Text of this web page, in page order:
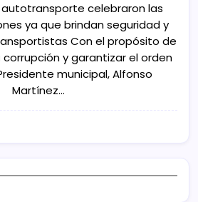
autotransporte celebraron las
ya que brindan seguridad y
Con el propósito de
y garantizar el orden
municipal, Alfonso
Martínez…